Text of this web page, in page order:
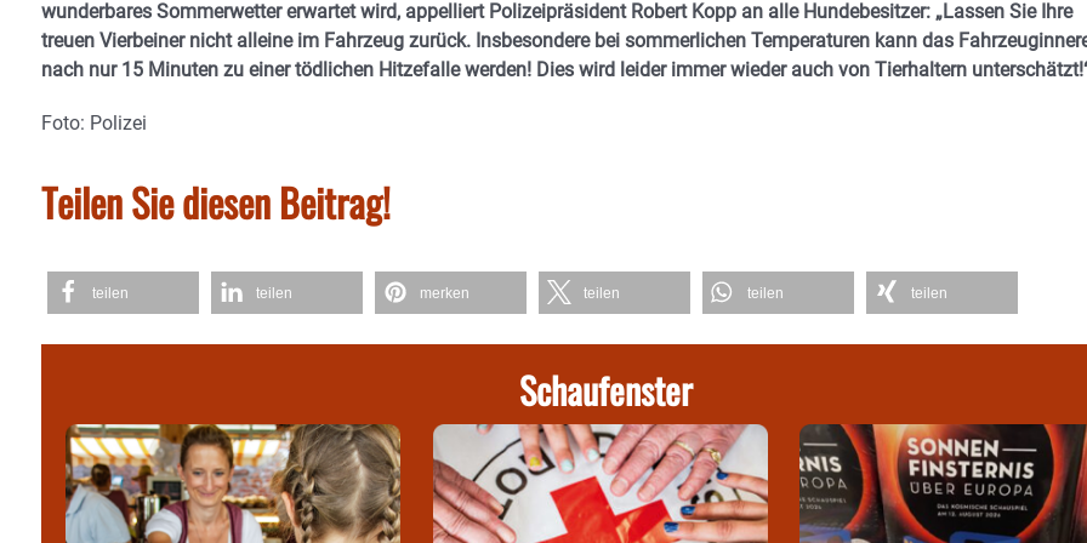
wunderbares Sommerwetter erwartet wird, appelliert Polizeipräsident Robert Kopp an alle Hundebesitzer: „Lassen Sie Ihre
treuen Vierbeiner nicht alleine im Fahrzeug zurück. Insbesondere bei sommerlichen Temperaturen kann das
nach nur 15 Minuten zu einer tödlichen Hitzefalle werden! Dies wird leider immer wieder auch von Tierhaltern
Foto: Polizei
Teilen Sie diesen Beitrag!
teilen teilen merken teilen teilen teilen
Schaufenster